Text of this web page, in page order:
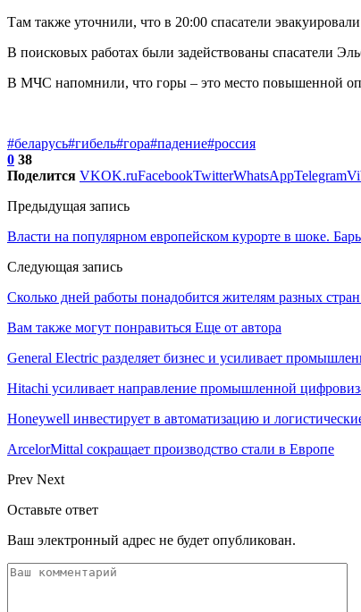
Там также уточнили, что в 20:00 спасатели
В поисковых работах были задействованы спасатели
В МЧС напомнили, что горы – это место повышенной
#беларусь#гибель#гора#падение#россия
0 38
Поделится VKOK.ruFacebookTwitterWhatsAppTelegram
Предыдущая запись
Власти на популярном европейском курорте в шоке.
Следующая запись
Сколько дней работы понадобится жителям разных
Вам также могут понравиться Еще от автора
General Electric разделяет бизнес и усиливает
Hitachi усиливает направление промышленной
Honeywell инвестирует в автоматизацию и
ArcelorMittal сокращает производство стали в Европе
Prev Next
Оставьте ответ
Ваш электронный адрес не будет опубликован.